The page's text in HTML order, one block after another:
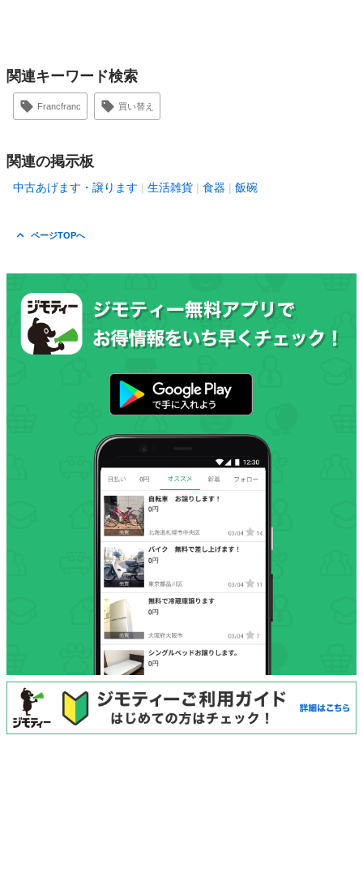
関連キーワード検索
Francfranc 買い替え
関連の掲示板
中古あげます・譲ります 生活雑貨 食器 飯碗
ページTOPへ